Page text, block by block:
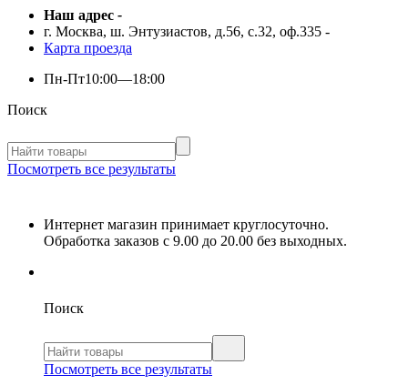
Наш адрес -
г. Москва, ш. Энтузиастов, д.56, с.32, оф.335 -
Карта проезда
Пн-Пт10:00—18:00
Поиск
Посмотреть все результаты
Интернет магазин принимает круглосуточно.
Обработка заказов с 9.00 до 20.00 без выходных.
Поиск
Посмотреть все результаты